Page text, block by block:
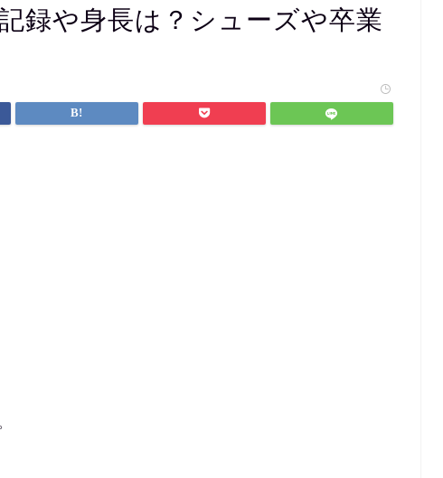
録や身長は？シューズや卒業
。